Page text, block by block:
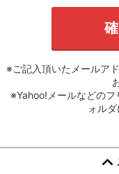
※ご記入頂いたメールア
※Yahoo!メールなどの
ォル